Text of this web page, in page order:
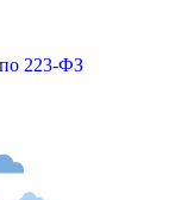
по 223-ФЗ